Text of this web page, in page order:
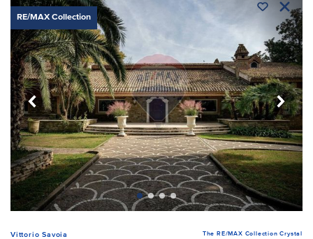
RE/MAX Collection
Vittorio Savoia The RE/MAX Collection Crystal